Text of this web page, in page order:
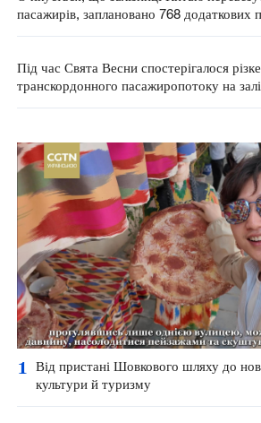
пасажирів, заплановано 768 додаткових
Під час Свята Весни спостерігалося
транскордонного пасажиропотоку на
1
Від пристані Шовкового шляху до
культури й туризму